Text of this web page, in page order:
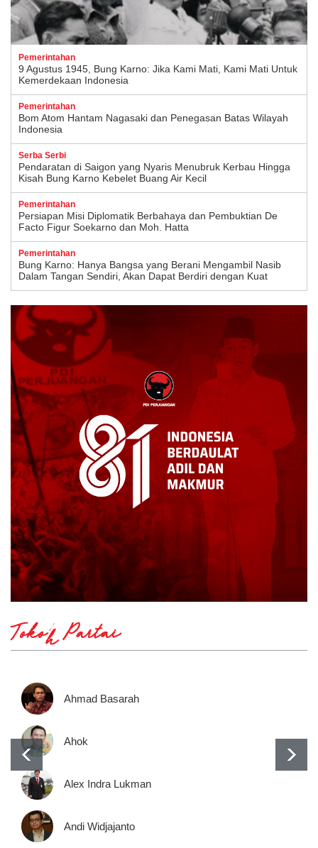
Pemerintahan
9 Agustus 1945, Bung Karno: Jika Kami Mati, Kami Mati Untuk
Kemerdekaan Indonesia
Pemerintahan
Bom Atom Hantam Nagasaki dan Penegasan Batas Wilayah
Indonesia
Serba Serbi
Pendaratan di Saigon yang Nyaris Menubruk Kerbau Hingga
Kisah Bung Karno Kebelet Buang Air Kecil
Pemerintahan
Persiapan Misi Diplomatik Berbahaya dan Pembuktian De
Facto Figur Soekarno dan Moh. Hatta
Pemerintahan
Bung Karno: Hanya Bangsa yang Berani Mengambil Nasib
Dalam Tangan Sendiri, Akan Dapat Berdiri dengan Kuat
Tokoh Partai
Ahmad Basarah
Ahok
Alex Indra Lukman
Andi Widjajanto